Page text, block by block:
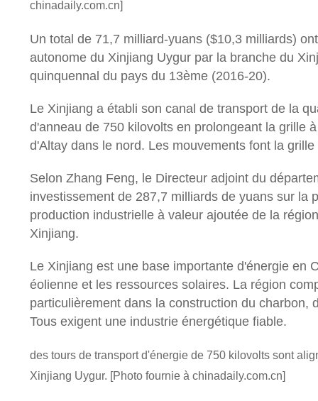
QUALITÉ
CONTACTEZ-
NOUS
NOUVELLES
DEMANDEZ
UNE
PLAN
SITE
chinadaily.com.cn]
Un total de 71,7 milliard-yuans ($10,3 milliards)
autonome du Xinjiang Uygur par la branche du
quinquennal du pays du 13ème (2016-20).
Le Xinjiang a établi son canal de transport de la
d'anneau de 750 kilovolts en prolongeant la grille
d'Altay dans le nord. Les mouvements font la
Selon Zhang Feng, le Directeur adjoint du
investissement de 287,7 milliards de yuans sur la
production industrielle à valeur ajoutée de la
Xinjiang.
Le Xinjiang est une base importante d'énergie en
éolienne et les ressources solaires. La région
particulièrement dans la construction du
Tous exigent une industrie énergétique fiable.
des tours de transport d'énergie de 750 kilovolts sont
Xinjiang Uygur. [Photo fournie à chinadaily.com.cn]